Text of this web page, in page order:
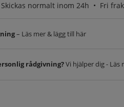
normalt inom 24h • Fri
– Läs mer & lägg till här
rådgivning?Vi hjälper dig - Läs